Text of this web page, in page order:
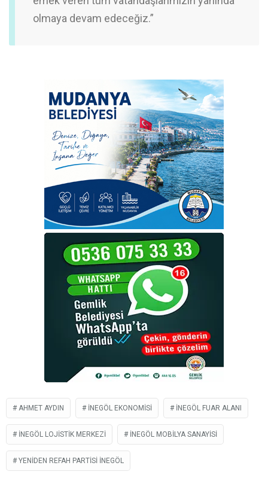
olmaya devam edeceğiz.”
AHMET AYDIN İNEGÖL EKONOMISI İNEGÖL FUAR ALANI
İNEGÖL LOJISTIK MERKEZI İNEGÖL MOBILYA SANAYISI
YENIDEN REFAH PARTISI INEGÖL